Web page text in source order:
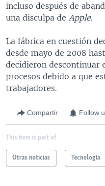
incluso después de
una disculpa de Apple.
La fábrica en cuestión
desde mayo de 2008
decidieron descontinuar
procesos debido a que
trabajadores.
Compartir Follow
This item is part of
Otras noticias Tecnología